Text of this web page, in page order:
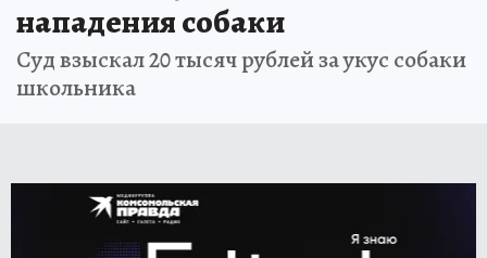
нападения собаки
Суд взыскал 20 тысяч рублей за укус собаки
школьника